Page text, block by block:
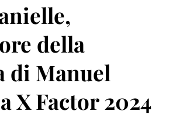
della
di Manuel
X Factor 2024